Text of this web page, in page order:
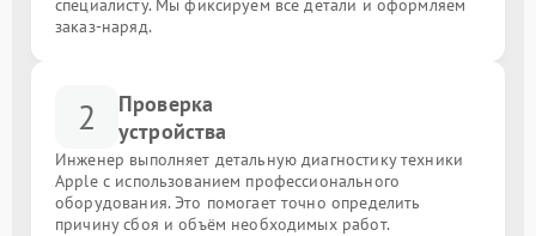
специалисту. Мы фиксируем все детали и оформляем
заказ-наряд.
2
Проверка
устройства
Инженер выполняет детальную диагностику техники
Apple с использованием профессионального
оборудования. Это помогает точно определить
причину сбоя и объём необходимых работ.